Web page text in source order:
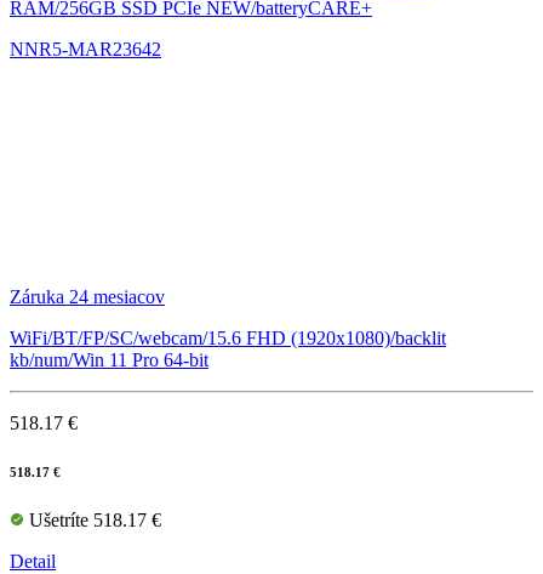
RAM/256GB SSD PCIe NEW/batteryCARE+
NNR5-MAR23642
Záruka 24 mesiacov
WiFi/BT/FP/SC/webcam/15.6 FHD (1920x1080)/backlit
kb/num/Win 11 Pro 64-bit
518.17 €
518.17 €
Ušetríte 518.17 €
Detail